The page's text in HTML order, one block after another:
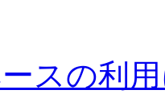
スの利